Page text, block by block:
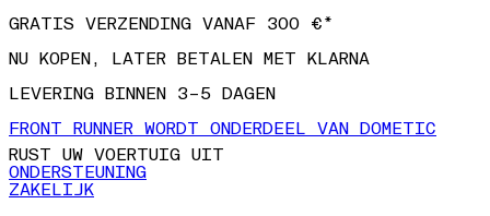
NU KOPEN, LATER BETALEN MET KLARNA
LEVERING BINNEN 3–5 DAGEN
FRONT RUNNER WORDT ONDERDEEL VAN DOMETIC
RUST UW VOERTUIG UIT
ONDERSTEUNING
ZAKELIJK